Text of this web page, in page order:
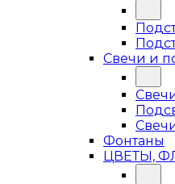
Свечи и
Фонтаны
ЦВЕТЫ,